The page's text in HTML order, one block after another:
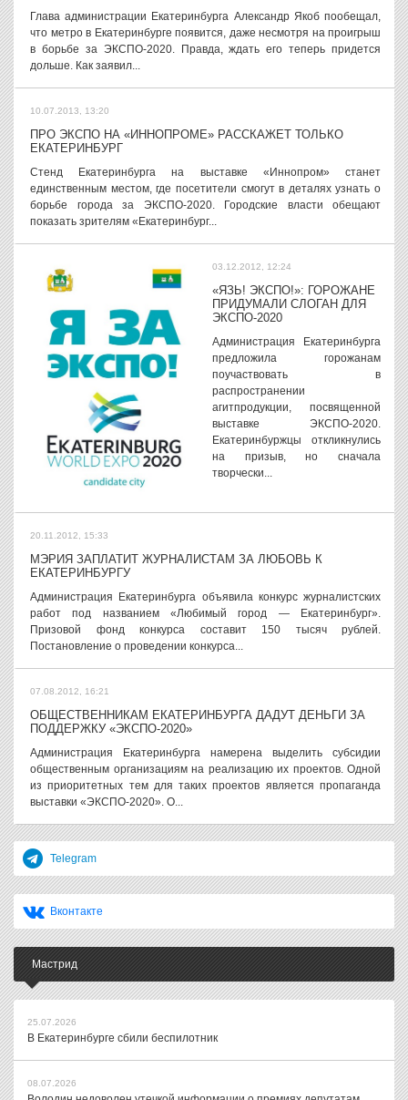
Глава администрации Екатеринбурга Александр Якоб пообещал,
что метро в Екатеринбурге появится, даже несмотря на проигрыш
в борьбе за ЭКСПО-2020. Правда, ждать его теперь придется
дольше. Как заявил...
10.07.2013, 13:20
ПРО ЭКСПО НА «ИННОПРОМЕ» РАССКАЖЕТ ТОЛЬКО
ЕКАТЕРИНБУРГ
Стенд Екатеринбурга на выставке «Иннопром» станет
единственным местом, где посетители смогут в деталях узнать о
борьбе города за ЭКСПО-2020. Городские власти обещают
показать зрителям «Екатеринбург...
03.12.2012, 12:24
«ЯЗЬ! ЭКСПО!»: ГОРОЖАНЕ
ПРИДУМАЛИ СЛОГАН ДЛЯ
ЭКСПО-2020
Администрация Екатеринбурга
предложила горожанам
поучаствовать в
распространении
агитпродукции, посвященной
выставке ЭКСПО-2020.
Екатеринбуржцы откликнулись
на призыв, но сначала
творчески...
20.11.2012, 15:33
МЭРИЯ ЗАПЛАТИТ ЖУРНАЛИСТАМ ЗА ЛЮБОВЬ К
ЕКАТЕРИНБУРГУ
Администрация Екатеринбурга объявила конкурс журналистских
работ под названием «Любимый город — Екатеринбург».
Призовой фонд конкурса составит 150 тысяч рублей.
Постановление о проведении конкурса...
07.08.2012, 16:21
ОБЩЕСТВЕННИКАМ ЕКАТЕРИНБУРГА ДАДУТ ДЕНЬГИ ЗА
ПОДДЕРЖКУ «ЭКСПО-2020»
Администрация Екатеринбурга намерена выделить субсидии
общественным организациям на реализацию их проектов. Одной
из приоритетных тем для таких проектов является пропаганда
выставки «ЭКСПО-2020». О...
Telegram
Вконтакте
Мастрид
25.07.2026
В Екатеринбурге сбили беспилотник
08.07.2026